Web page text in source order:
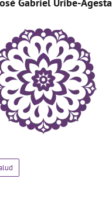
Gabriel Uribe-Agesta